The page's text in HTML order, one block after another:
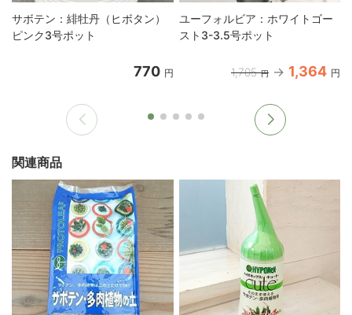
サボテン：緋牡丹（ヒボタン）
ピンク3号ポット
770 円
ユーフォルビア：ホワイトゴー
スト3-3.5号ポット
1,705 円 1,364 円
関連商品